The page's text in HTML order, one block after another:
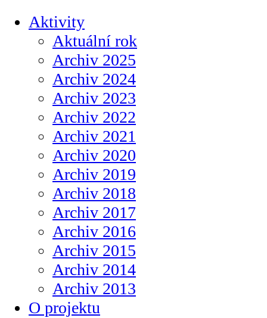
Aktivity
Aktuální rok
Archiv 2025
Archiv 2024
Archiv 2023
Archiv 2022
Archiv 2021
Archiv 2020
Archiv 2019
Archiv 2018
Archiv 2017
Archiv 2016
Archiv 2015
Archiv 2014
Archiv 2013
O projektu